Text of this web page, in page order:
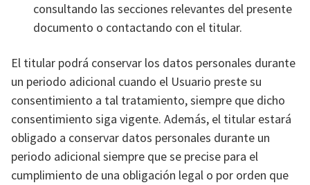
consultando las secciones relevantes del presente
documento o contactando con el titular.
El titular podrá conservar los datos personales durante
un periodo adicional cuando el Usuario preste su
consentimiento a tal tratamiento, siempre que dicho
consentimiento siga vigente. Además, el titular estará
obligado a conservar datos personales durante un
periodo adicional siempre que se precise para el
cumplimiento de una obligación legal o por orden que